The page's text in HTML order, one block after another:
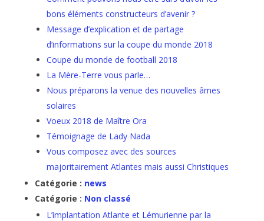
bons éléments constructeurs d’avenir ?
Message d’explication et de partage
d’informations sur la coupe du monde 2018
Coupe du monde de football 2018
La Mère-Terre vous parle…
Nous préparons la venue des nouvelles âmes
solaires
Voeux 2018 de Maître Ora
Témoignage de Lady Nada
Vous composez avec des sources
majoritairement Atlantes mais aussi Christiques
Catégorie : news
Catégorie : Non classé
L’implantation Atlante et Lémurienne par la